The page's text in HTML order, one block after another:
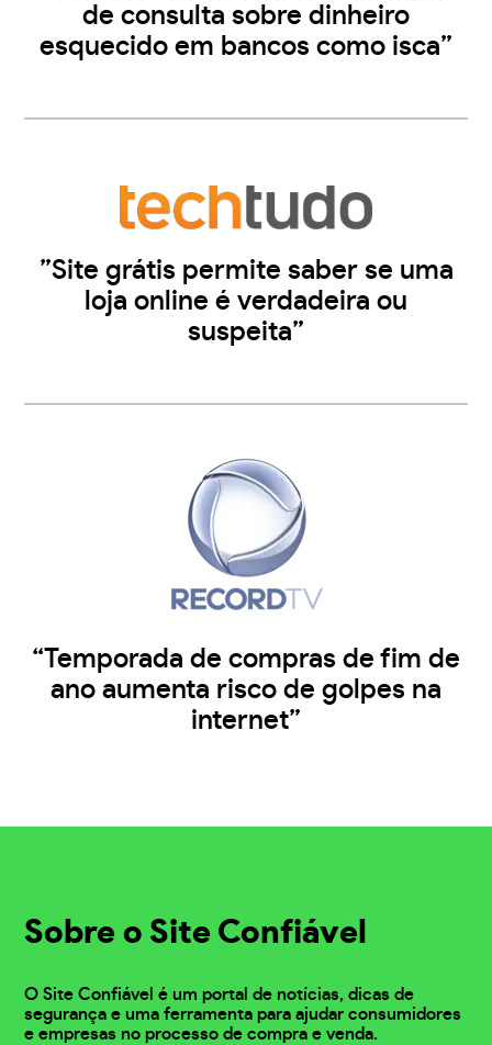
de consulta sobre dinheiro
esquecido em bancos como isca”
”Site grátis permite saber se uma
loja online é verdadeira ou
suspeita”
“Temporada de compras de fim de
ano aumenta risco de golpes na
internet”
Sobre o Site Confiável
O Site Confiável é um portal de notícias, dicas de
segurança e uma ferramenta para ajudar consumidores
e empresas no processo de compra e venda.